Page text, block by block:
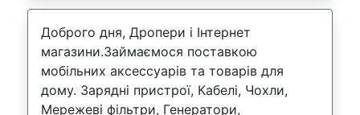
Доброго дня, Дропери і Інтернет
магазини.Займаємося поставкою
мобільних аксессуарів та товарів для
дому. Зарядні пристрої, Кабелі, Чохли,
Мережеві фільтри, Генератори,